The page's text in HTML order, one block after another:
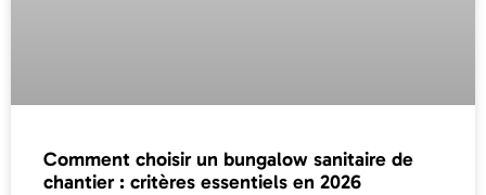
Comment choisir un bungalow sanitaire de
chantier : critères essentiels en 2026